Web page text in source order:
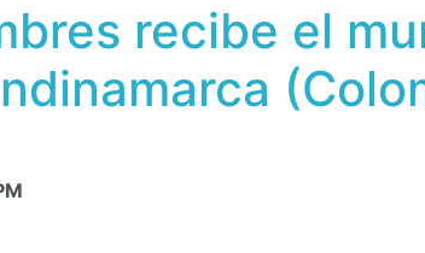
recibe el